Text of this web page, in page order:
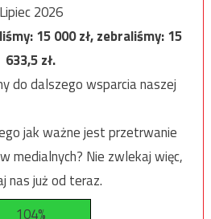
Lipiec 2026
15 000zł, zebraliśmy:15
633,5zł.
do dalszego wsparcia naszej
jak ważne jest przetrwanie
medialnych? Nie zwlekaj więc,
nas już od teraz.
104%